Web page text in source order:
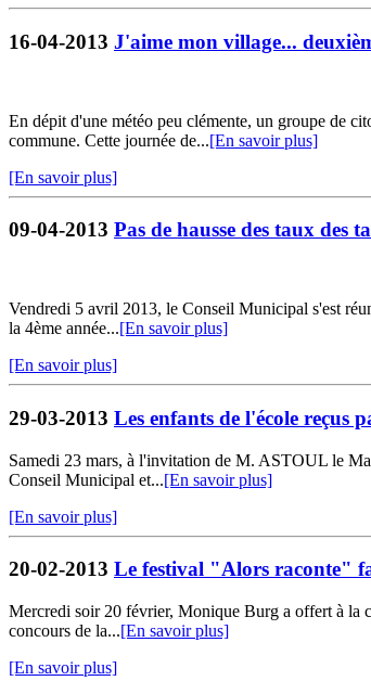
16-04-2013 J'aime mon village...
En dépit d'une météo peu clémente, un groupe de
commune. Cette journée de...[En savoir plus]
[En savoir plus]
09-04-2013 Pas de hausse des taux des
Vendredi 5 avril 2013, le Conseil Municipal s'est
la 4ème année...[En savoir plus]
[En savoir plus]
29-03-2013 Les enfants de l'école reçus
Samedi 23 mars, à l'invitation de M. ASTOUL le
Conseil Municipal et...[En savoir plus]
[En savoir plus]
20-02-2013 Le festival "Alors raconte"
Mercredi soir 20 février, Monique Burg a offert à la
concours de la...[En savoir plus]
[En savoir plus]